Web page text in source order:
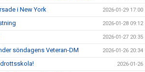
i New York 2026-01-29 17:00
2026-01-28 09:12
2026-01-27 20:35
söndagens Veteran-DM 2026-01-26 20:34
2026-01-26